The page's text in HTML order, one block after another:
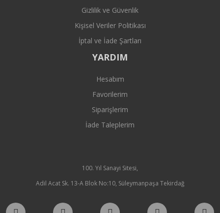
Gizlilik ve Güvenlik
Kişisel Veriler Politikası
İptal ve İade Şartları
YARDIM
Hesabım
Favorilerim
Siparişlerim
İade Taleplerim
100. Yıl Sanayi Sitesi,
Adil Acat Sk. 13-A Blok No:10, Süleymanpaşa Tekirdağ